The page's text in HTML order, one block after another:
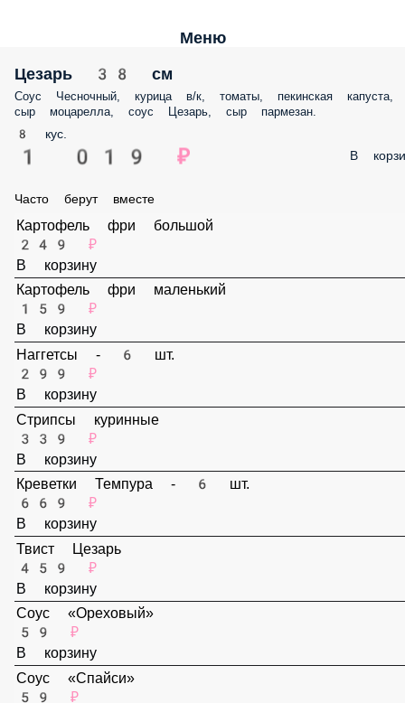
Меню
Цезарь 38 см
Соус Чесночный, курица в/к, томаты, пекинская капуста, сыр
моцарелла, соус Цезарь, сыр пармезан.
8 кус.
1 019 ₽ В
Часто берут вместе
Картофель фри большой
249 ₽
В корзину
Картофель фри маленький
159 ₽
В корзину
Наггетсы - 6 шт.
299 ₽
В корзину
Стрипсы куринные
339 ₽
В корзину
Креветки Темпура - 6 шт.
669 ₽
В корзину
Твист Цезарь
459 ₽
В корзину